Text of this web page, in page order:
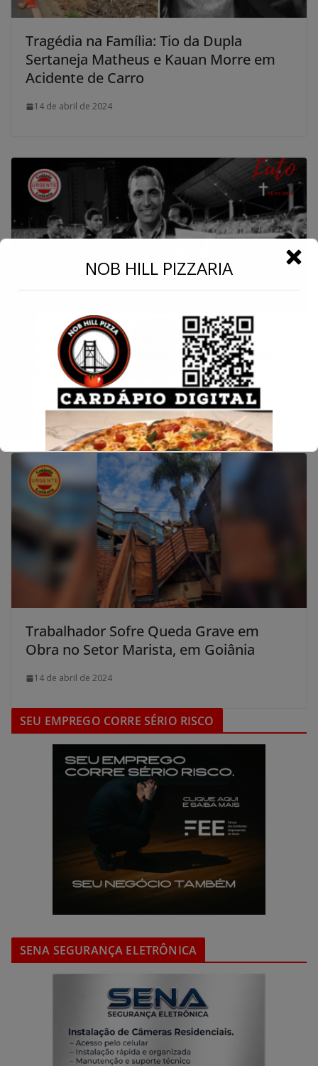
Tragédia na Família: Tio da Dupla
Sertaneja Matheus e Kauan Morre em
Acidente de Carro
14 de abril de 2024
Luto no Futebol Goiano: Ex-zagueiro
Lino, Herói do Atlético-GO, Falece aos
39 Anos
14 de abril de 2024
Trabalhador Sofre Queda Grave em
Obra no Setor Marista, em Goiânia
14 de abril de 2024
SEU EMPREGO CORRE SÉRIO RISCO
SENA SEGURANÇA ELETRÔNICA
NOB HILL PIZZARIA